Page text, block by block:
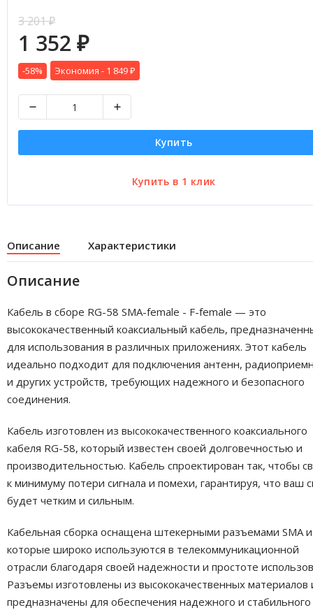
3 201₽
1 352 ₽
-58% Экономия - 1 849 ₽
Купить
Описание Характеристики
Описание
Кабель в сборе RG-58 SMA-female - F-female — это
высококачественный коаксиальный кабель,
для использования в различных приложениях. Этот кабель
идеально подходит для подключения антенн,
и других устройств, требующих надежного и безопасного
соединения.
Кабель изготовлен из высококачественного коаксиального
кабеля RG-58, который известен своей долговечностью и
производительностью. Кабель спроектирован так, чтобы
к минимуму потери сигнала и помехи, гарантируя, что ваш
будет четким и сильным.
Кабельная сборка оснащена штекерными разъемами SMA
которые широко используются в телекоммуникационной
отрасли благодаря своей надежности и простоте
Разъемы изготовлены из высококачественных материалов
предназначены для обеспечения надежного и стабильного